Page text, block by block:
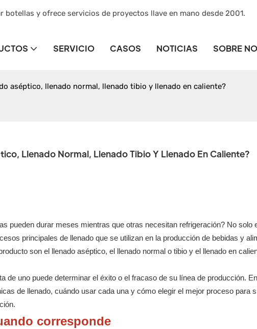
botellas y ofrece servicios de proyectos llave en mano desde 2001.
SERVICIO CASOS NOTICIAS SOBRE
aséptico, llenado normal, llenado tibio y llenado en caliente?
Llenado Normal, Llenado Tibio Y Llenado En Caliente?
pueden durar meses mientras que otras necesitan refrigeración? No solo
principales de llenado que se utilizan en la producción de bebidas y
son el llenado aséptico, el llenado normal o tibio y el llenado en
de uno puede determinar el éxito o el fracaso de su línea de producción.
de llenado, cuándo usar cada una y cómo elegir el mejor proceso para
corresponde